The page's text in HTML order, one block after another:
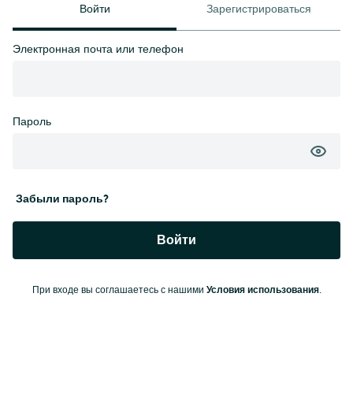
Войти Зарегистрироваться
Электронная почта или телефон
Пароль
Забыли пароль?
Войти
При входе вы соглашаетесь с нашими Условия использования.